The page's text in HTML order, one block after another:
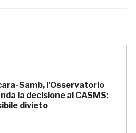
Samb, l’Osservatorio
la decisione al CASMS:
divieto